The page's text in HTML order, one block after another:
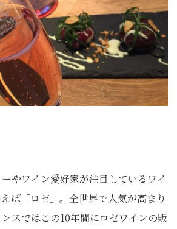
やワイン愛好家が注目しているワイ
ば「ロゼ」。全世界で人気が高まり
スではこの10年間にロゼワインの販